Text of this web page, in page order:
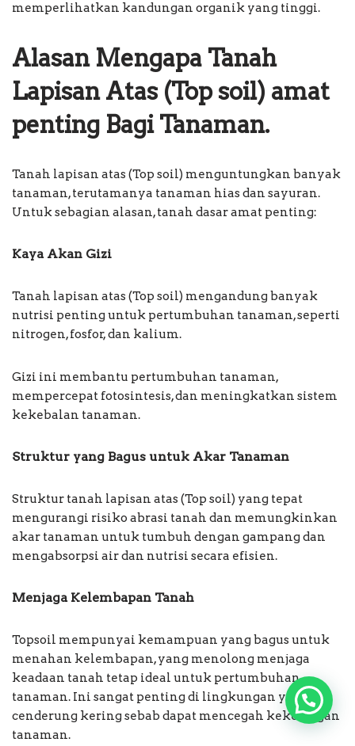
memperlihatkan kandungan organik yang tinggi.
Alasan Mengapa Tanah
Lapisan Atas (Top soil) amat
penting Bagi Tanaman.
Tanah lapisan atas (Top soil) menguntungkan banyak
tanaman, terutamanya tanaman hias dan sayuran.
Untuk sebagian alasan, tanah dasar amat penting:
Kaya Akan Gizi
Tanah lapisan atas (Top soil) mengandung banyak
nutrisi penting untuk pertumbuhan tanaman, seperti
nitrogen, fosfor, dan kalium.
Gizi ini membantu pertumbuhan tanaman,
mempercepat fotosintesis, dan meningkatkan sistem
kekebalan tanaman.
Struktur yang Bagus untuk Akar Tanaman
Struktur tanah lapisan atas (Top soil) yang tepat
mengurangi risiko abrasi tanah dan memungkinkan
akar tanaman untuk tumbuh dengan gampang dan
mengabsorpsi air dan nutrisi secara efisien.
Menjaga Kelembapan Tanah
Topsoil mempunyai kemampuan yang bagus untuk
menahan kelembapan, yang menolong menjaga
keadaan tanah tetap ideal untuk pertumbuhan
tanaman. Ini sangat penting di lingkungan yang
cenderung kering sebab dapat mencegah kekeringan
tanaman.